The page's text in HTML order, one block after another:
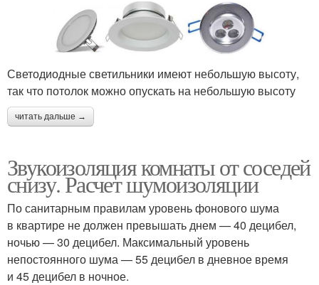
Светодиодные светильники имеют небольшую высоту,
так что потолок можно опускать на небольшую высоту
читать дальше →
Звукоизоляция комнаты от соседей
снизу. Расчет шумоизоляции
По санитарным правилам уровень фонового шума
в квартире не должен превышать днем — 40 децибел,
ночью — 30 децибел. Максимальный уровень
непостоянного шума — 55 децибел в дневное время
и 45 децибел в ночное.